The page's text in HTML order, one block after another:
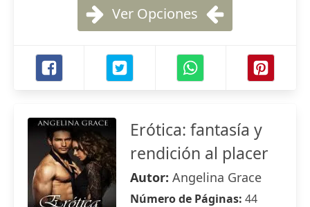
Ver Opciones
Erótica: fantasía y
rendición al placer
Autor: Angelina Grace
Número de Páginas: 44